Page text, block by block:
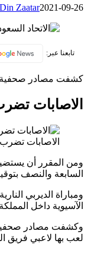
Zaatar2021-09-26
تابعنا عبر:
كشفت مصادر صحفية
الاصابات
الاصابات تضرب
ومن المقرر أن
السابعة والنصف
الآسيوية داخل
وكشفت مصادر صحفية
لعب بها لاعبي فريق